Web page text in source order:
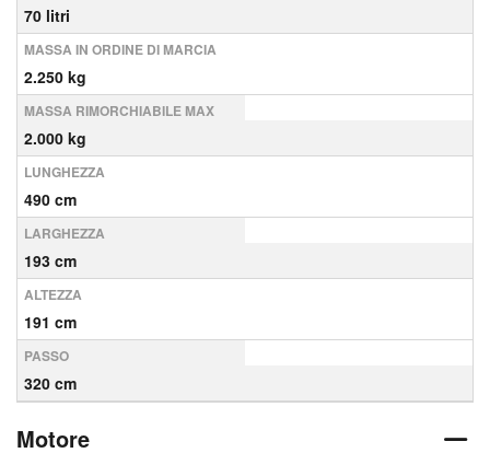
70 litri
MASSA IN ORDINE DI MARCIA
2.250 kg
MASSA RIMORCHIABILE MAX
2.000 kg
LUNGHEZZA
490 cm
LARGHEZZA
193 cm
ALTEZZA
191 cm
PASSO
320 cm
Motore